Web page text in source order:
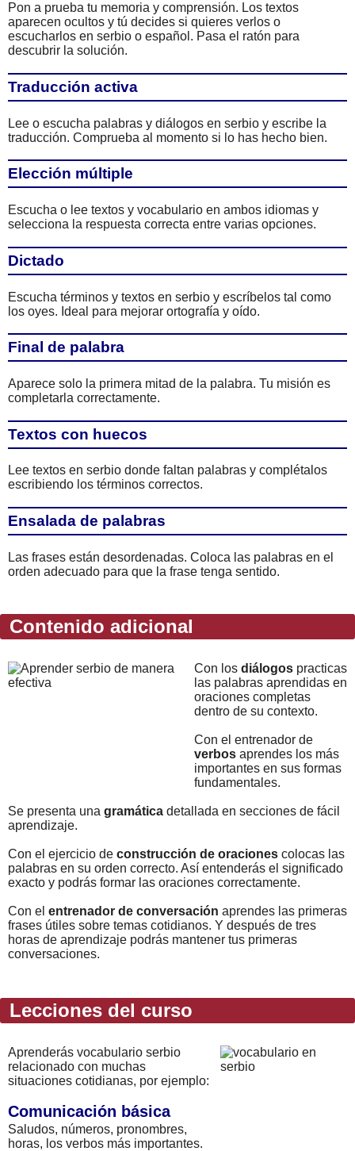
Pon a prueba tu memoria y comprensión. Los textos
aparecen ocultos y tú decides si quieres verlos o
escucharlos en serbio o español. Pasa el ratón para
descubrir la solución.
Traducción activa
Lee o escucha palabras y diálogos en serbio y escribe la
traducción. Comprueba al momento si lo has hecho bien.
Elección múltiple
Escucha o lee textos y vocabulario en ambos idiomas y
selecciona la respuesta correcta entre varias opciones.
Dictado
Escucha términos y textos en serbio y escríbelos tal como
los oyes. Ideal para mejorar ortografía y oído.
Final de palabra
Aparece solo la primera mitad de la palabra. Tu misión es
completarla correctamente.
Textos con huecos
Lee textos en serbio donde faltan palabras y complétalos
escribiendo los términos correctos.
Ensalada de palabras
Las frases están desordenadas. Coloca las palabras en el
orden adecuado para que la frase tenga sentido.
Contenido adicional
Con los diálogos practicas
las palabras aprendidas en
oraciones completas
dentro de su contexto.
Con el entrenador de
verbos aprendes los más
importantes en sus formas
fundamentales.
Se presenta una gramática detallada en secciones de fácil
aprendizaje.
Con el ejercicio de construcción de oraciones colocas las
palabras en su orden correcto. Así entenderás el significado
exacto y podrás formar las oraciones correctamente.
Con el entrenador de conversación aprendes las primeras
frases útiles sobre temas cotidianos. Y después de tres
horas de aprendizaje podrás mantener tus primeras
conversaciones.
Lecciones del curso
Aprenderás vocabulario serbio
relacionado con muchas
situaciones cotidianas, por ejemplo:
Comunicación básica
Saludos, números, pronombres,
horas, los verbos más importantes.